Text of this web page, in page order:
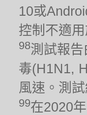
10或
控制不適用
98測試報
毒(H1N1,
風速。測
99在2020